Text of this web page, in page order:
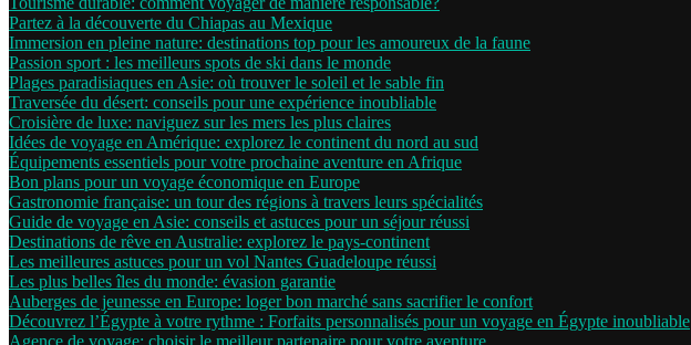
Partez à la découverte du Chiapas au Mexique
Immersion en pleine nature: destinations top pour les amoureux de la faune
Passion sport : les meilleurs spots de ski dans le monde
Plages paradisiaques en Asie: où trouver le soleil et le sable fin
Traversée du désert: conseils pour une expérience inoubliable
Croisière de luxe: naviguez sur les mers les plus claires
Idées de voyage en Amérique: explorez le continent du nord au sud
Équipements essentiels pour votre prochaine aventure en Afrique
Bon plans pour un voyage économique en Europe
Gastronomie française: un tour des régions à travers leurs spécialités
Guide de voyage en Asie: conseils et astuces pour un séjour réussi
Destinations de rêve en Australie: explorez le pays-continent
Les meilleures astuces pour un vol Nantes Guadeloupe réussi
Les plus belles îles du monde: évasion garantie
Auberges de jeunesse en Europe: loger bon marché sans sacrifier le confort
Découvrez l’Égypte à votre rythme : Forfaits personnalisés pour un voyage en Égypte inoubliable
Agence de voyage: choisir le meilleur partenaire pour votre aventure